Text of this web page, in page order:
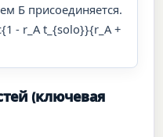
Б присоединяется.
- r_A t_{solo}}{r_A +
(ключевая